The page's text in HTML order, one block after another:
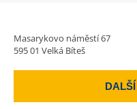
Masarykovo náměstí 67
595 01 Velká Bíteš